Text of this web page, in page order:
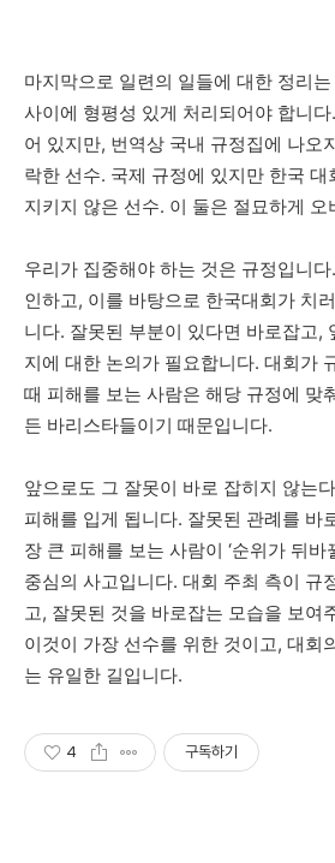
마지막으로 일련의 일들에 대한 정리
사이에 형평성 있게 처리되어야 합니
어 있지만, 번역상 국내 규정집에 나오
락한 선수. 국제 규정에 있지만 한국
지키지 않은 선수. 이 둘은 절묘하게 오
우리가 집중해야 하는 것은 규정입니
인하고, 이를 바탕으로 한국대회가 치
니다. 잘못된 부분이 있다면 바로잡고,
지에 대한 논의가 필요합니다. 대회가
때 피해를 보는 사람은 해당 규정에 맞
든 바리스타들이기 때문입니다.
앞으로도 그 잘못이 바로 잡히지 않는
피해를 입게 됩니다. 잘못된 관례를 바
장 큰 피해를 보는 사람이 ‘순위가 뒤바
중심의 사고입니다. 대회 주최 측이 규
고, 잘못된 것을 바로잡는 모습을 보여
이것이 가장 선수를 위한 것이고, 대회
는 유일한 길입니다.
4 구독하기